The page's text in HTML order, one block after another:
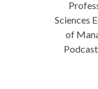
Sciences
of